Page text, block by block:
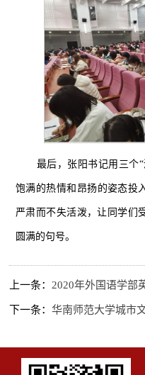
最后，张阳书记用三个
饱满的热情和昂扬的姿态投
严肃而不失活泼，让同学们
圆满的句号。
上一条： 2020年外国语学部英语
下一条：华南师范大学城市